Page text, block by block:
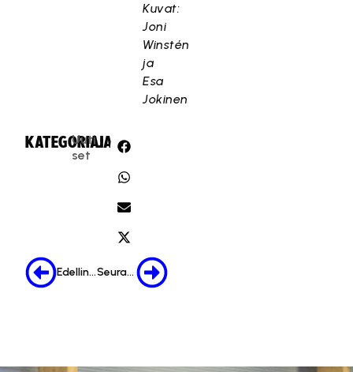
Kuvat:
Joni
Winstén
ja
Esa
Jokinen
KATEGORIA:
Uuti
set
JAA:
Edellinen Seuraava